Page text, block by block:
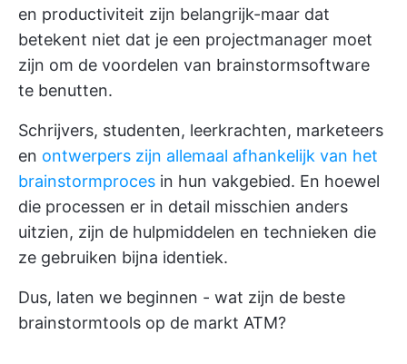
en productiviteit zijn belangrijk-maar dat
betekent niet dat je een projectmanager moet
zijn om de voordelen van brainstormsoftware
te benutten.
Schrijvers, studenten, leerkrachten, marketeers
en ontwerpers zijn allemaal afhankelijk van het
brainstormproces in hun vakgebied. En hoewel
die processen er in detail misschien anders
uitzien, zijn de hulpmiddelen en technieken die
ze gebruiken bijna identiek.
Dus, laten we beginnen - wat zijn de beste
brainstormtools op de markt ATM?